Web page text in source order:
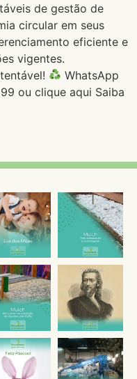
de gestão de
circular em seus
eficiente e
vigentes.
WhatsApp
ou clique aqui Saiba